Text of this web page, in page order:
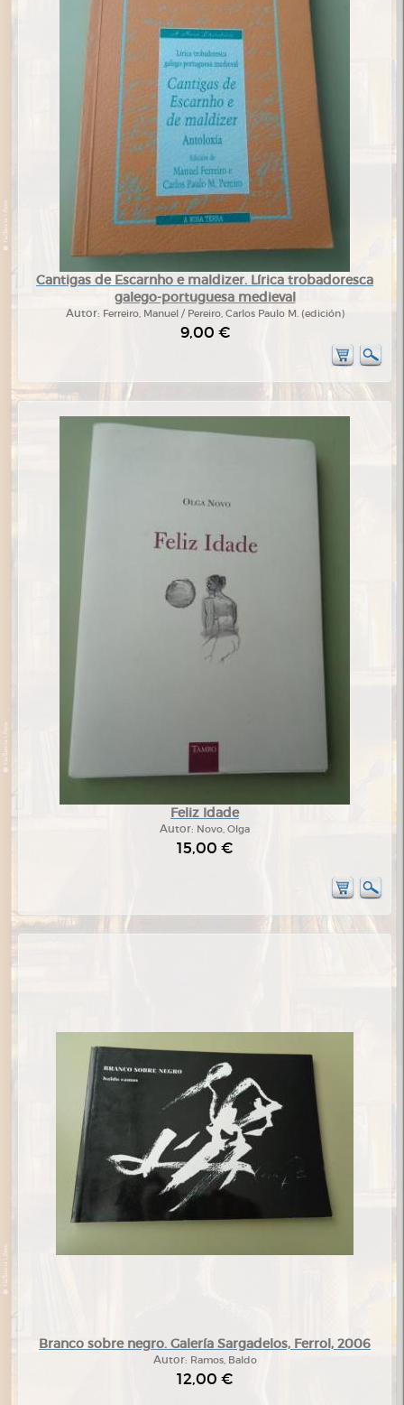
Cantigas de Escarnho e maldizer. Lírica trobadoresca
galego-portuguesa medieval
Autor: Ferreiro, Manuel / Pereiro, Carlos Paulo M. (edición)
9,00 €
Feliz Idade
Autor: Novo, Olga
15,00 €
Branco sobre negro. Galería Sargadelos, Ferrol, 2006
Autor: Ramos, Baldo
12,00 €